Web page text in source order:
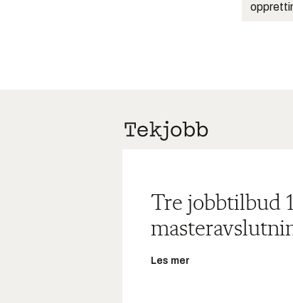
Tre jobbtilbud
Les mer